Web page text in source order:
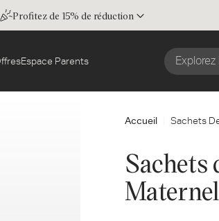
Profitez de 15% de réduction
Espace Parents
Accueil Sachets
Sachets